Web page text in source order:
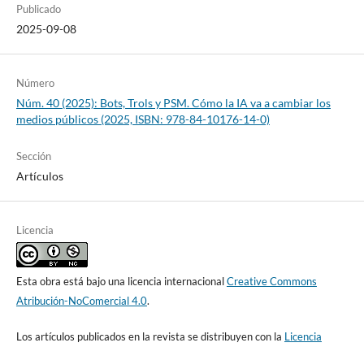
Publicado
2025-09-08
Número
Núm. 40 (2025): Bots, Trols y PSM. Cómo la IA va a cambiar los
medios públicos (2025, ISBN: 978-84-10176-14-0)
Sección
Artículos
Licencia
Esta obra está bajo una licencia internacionalCreative Commons
Atribución-NoComercial 4.0.
Los artículos publicados en la revista se distribuyen con la Licencia